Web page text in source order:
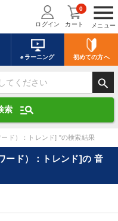
menu
メニュー
ログイン カート
0
eラーニング 初めての方へ
search
索 manage_search
示する
検索
イトル）からお探しいただけ
ド）：トレンド] "の検索結果
ード）：トレンド]の 音